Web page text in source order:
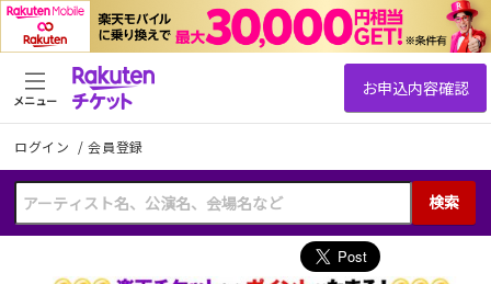
ログイン /会員登録
検索
メニュー